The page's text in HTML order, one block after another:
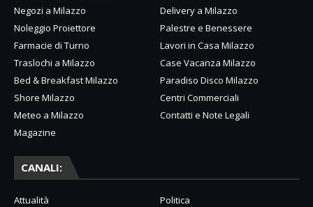
Negozi a Milazzo
Delivery a Milazzo
Noleggio Proiettore
Palestre e Benessere
Farmacie di Turno
Lavori in Casa Milazzo
Traslochi a Milazzo
Case Vacanza Milazzo
Bed & Breakfast Milazzo
Paradiso Disco Milazzo
Shore Milazzo
Centri Commerciali
Meteo a Milazzo
Contatti e Note Legali
Magazine
CANALI:
Attualità
Politica